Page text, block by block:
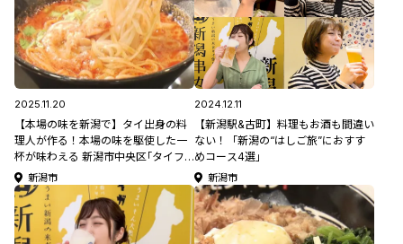
2025.11.20
【本場の味を新潟で】タイ出身の料
理人が作る！本場の味を駆使した一
杯が味わえる 新潟市中央区｢タイフ
ァイ タイフード｣
新潟市
2024.12.11
【新潟駅&古町】料理もお酒も間違い
ない！「新潟の“はしご旅”におすす
めコース4選」
新潟市